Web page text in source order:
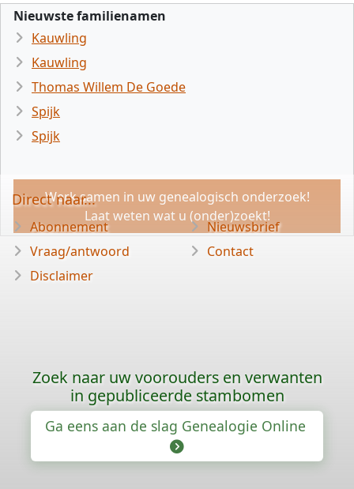
Nieuwste familienamen
Kauwling
Kauwling
Thomas Willem De Goede
Spijk
Spijk
Werk samen in uw genealogisch onderzoek!
Laat weten wat u (onder)zoekt!
Direct naar...
Abonnement
Vraag/antwoord
Disclaimer
Nieuwsbrief
Contact
Zoek naar uw voorouders en verwanten
in gepubliceerde stambomen
Ga eens aan de slag Genealogie Online